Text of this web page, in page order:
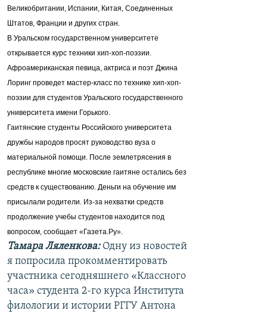
Великобритании, Испании, Китая, Соединенных
Штатов, Франции и других стран.
В Уральском государственном университете
открывается курс техники хип-хоп-поэзии.
Афроамериканская певица, актриса и поэт Джина
Лоринг проведет мастер-класс по технике хип-хоп-
поэзии для студентов Уральского государственного
университета имени Горького.
Гаитянские студенты Российского университета
дружбы народов просят руководство вуза о
материальной помощи. После землетрясения в
республике многие московские гаитяне остались без
средств к существованию. Деньги на обучение им
присылали родители. Из-за нехватки средств
продолжение учебы студентов находится под
вопросом, сообщает «Газета.Ру».
Тамара Ляленкова:Одну из новостей
я попросила прокомментировать
участника сегодняшнего «Классного
часа» студента 2-го курса Института
филологии и истории РГГУ Антона